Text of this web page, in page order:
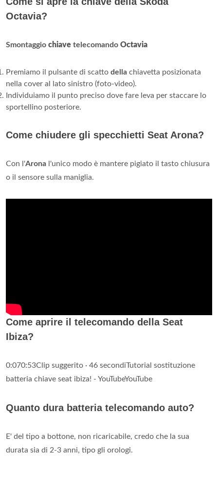
Octavia?
Smontaggio chiave telecomando Octavia
Premiamo il pulsante di scatto della chiavetta posizionata
nella cover al lato sinistro (foto-video).
Individuiamo il punto preciso dove fare leva per staccare lo
sportellino posteriore.
Come chiudere gli specchietti Seat Arona?
Con l'Arona l'unico modo è mantere pigiato il tasto chiusura
o il sensore sulla maniglia.
Come aprire il telecomando della Seat
Ibiza?
0:070:53Clip suggerito · 46 secondiTutorial sostituzione
batteria chiave seat ibiza! - YouTubeYouTube
Quanto dura batteria telecomando auto?
E' del tipo a bottone, non ricaricabile, credo che la sua
durata sia di 2-3 anni, tipo gli orologi.